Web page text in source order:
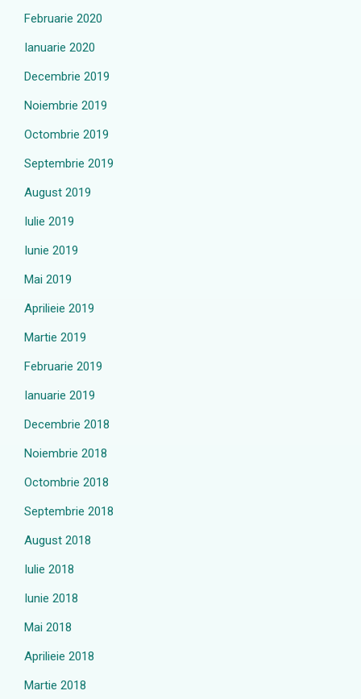
Februarie 2020
Ianuarie 2020
Decembrie 2019
Noiembrie 2019
Octombrie 2019
Septembrie 2019
August 2019
Iulie 2019
Iunie 2019
Mai 2019
Aprilieie 2019
Martie 2019
Februarie 2019
Ianuarie 2019
Decembrie 2018
Noiembrie 2018
Octombrie 2018
Septembrie 2018
August 2018
Iulie 2018
Iunie 2018
Mai 2018
Aprilieie 2018
Martie 2018